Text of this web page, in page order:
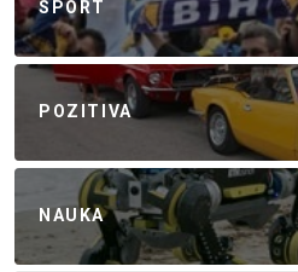
SPORT
POZITIVA
NAUKA